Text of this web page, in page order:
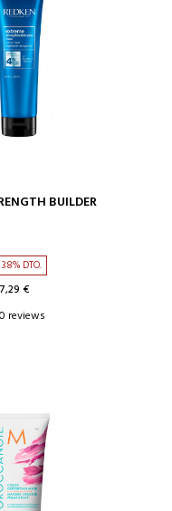
TO CARTBUILDER
38% DTO.
€
0 reviews